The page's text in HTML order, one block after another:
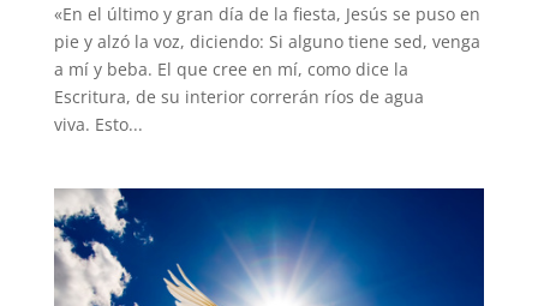
«En el último y gran día de la fiesta, Jesús se puso en
pie y alzó la voz, diciendo: Si alguno tiene sed, venga
a mí y beba. El que cree en mí, como dice la
Escritura, de su interior correrán ríos de agua
viva. Esto...